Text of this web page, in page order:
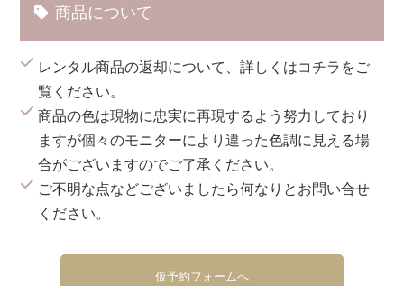
商品について
レンタル商品の返却について、詳しくはコチラ をご
覧ください。
商品の色は現物に忠実に再現するよう努力しており
ますが個々のモニターにより違った色調に見える場
合がございますのでご了承ください。
ご不明な点などございましたら何なりとお問い合せ
ください。
仮予約フォームへ